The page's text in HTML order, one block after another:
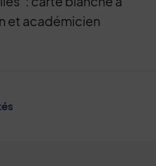
et académicien